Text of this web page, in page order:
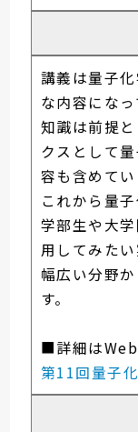
講義は量子
な内容にな
知識は前提
クスとして
容も含めてい
これから量
学部生や大
用してみた
幅広い分野
す。
■詳細はWeb
第11回量子